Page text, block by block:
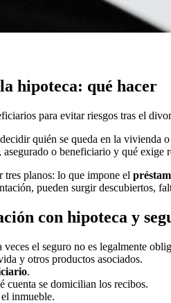
hipoteca: qué hacer
para evitar riesgos tras el
quién se queda en la vivienda
o beneficiario y qué exige
planos: lo que impone el
pueden surgir descubiertos,
con hipoteca y
el seguro no es legalmente
y otros productos asociados.
.
cuenta se domicilian los recibos.
inmueble.